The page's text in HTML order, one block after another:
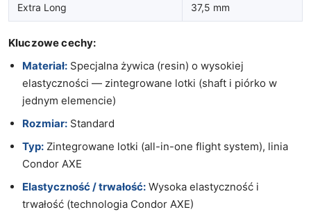
Extra Long 37,5 mm
Kluczowe cechy:
Materiał: Specjalna żywica (resin) o wysokiej
elastyczności — zintegrowane lotki (shaft i piórko w
jednym elemencie)
Rozmiar: Standard
Typ: Zintegrowane lotki (all-in-one flight system), linia
Condor AXE
Elastyczność / trwałość: Wysoka elastyczność i
trwałość (technologia Condor AXE)